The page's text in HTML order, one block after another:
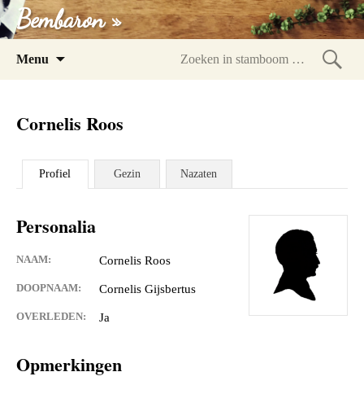
Bembaron »
Menu
Cornelis Roos
Profiel Gezin Nazaten
Personalia
NAAM: Cornelis Roos
DOOPNAAM: Cornelis Gijsbertus
OVERLEDEN: Ja
Opmerkingen